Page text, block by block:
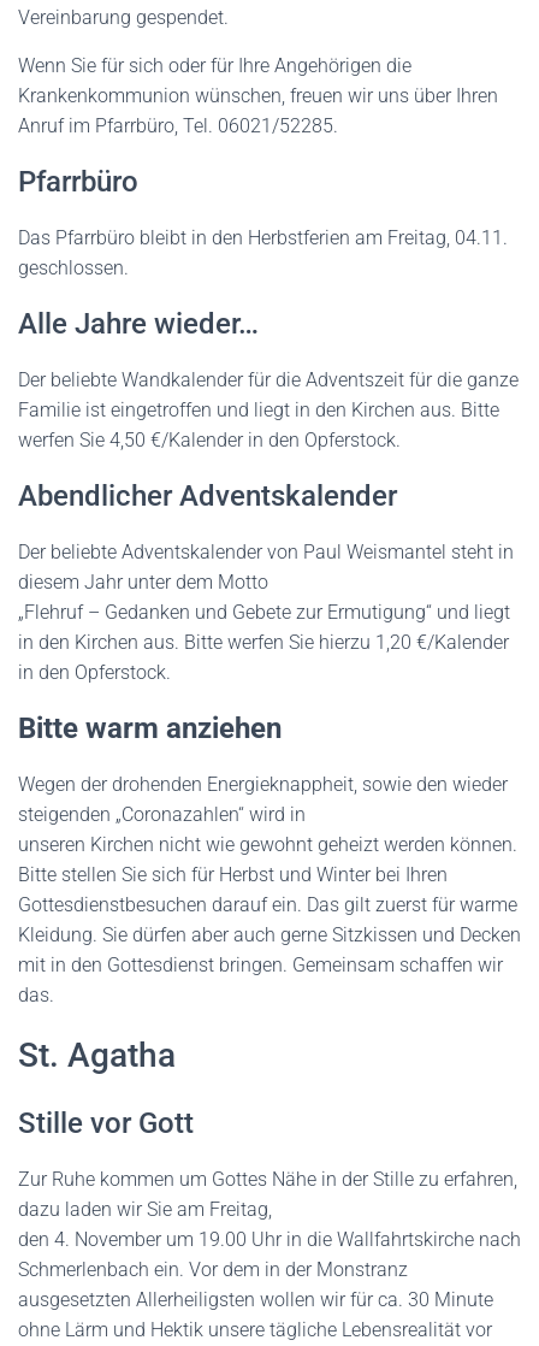
Vereinbarung gespendet.
Wenn Sie für sich oder für Ihre Angehörigen die
Krankenkommunion wünschen, freuen wir uns über Ihren
Anruf im Pfarrbüro, Tel. 06021/52285.
Pfarrbüro
Das Pfarrbüro bleibt in den Herbstferien am Freitag, 04.11.
geschlossen.
Alle Jahre wieder…
Der beliebte Wandkalender für die Adventszeit für die ganze
Familie ist eingetroffen und liegt in den Kirchen aus. Bitte
werfen Sie 4,50 €/Kalender in den Opferstock.
Abendlicher Adventskalender
Der beliebte Adventskalender von Paul Weismantel steht in
diesem Jahr unter dem Motto
„Flehruf – Gedanken und Gebete zur Ermutigung“ und liegt
in den Kirchen aus. Bitte werfen Sie hierzu 1,20 €/Kalender
in den Opferstock.
Bitte warm anziehen
Wegen der drohenden Energieknappheit, sowie den wieder
steigenden „Coronazahlen“ wird in
unseren Kirchen nicht wie gewohnt geheizt werden können.
Bitte stellen Sie sich für Herbst und Winter bei Ihren
Gottesdienstbesuchen darauf ein. Das gilt zuerst für warme
Kleidung. Sie dürfen aber auch gerne Sitzkissen und Decken
mit in den Gottesdienst bringen. Gemeinsam schaffen wir
das.
St. Agatha
Stille vor Gott
Zur Ruhe kommen um Gottes Nähe in der Stille zu erfahren,
dazu laden wir Sie am Freitag,
den 4. November um 19.00 Uhr in die Wallfahrtskirche nach
Schmerlenbach ein. Vor dem in der Monstranz
ausgesetzten Allerheiligsten wollen wir für ca. 30 Minute
ohne Lärm und Hektik unsere tägliche Lebensrealität vor